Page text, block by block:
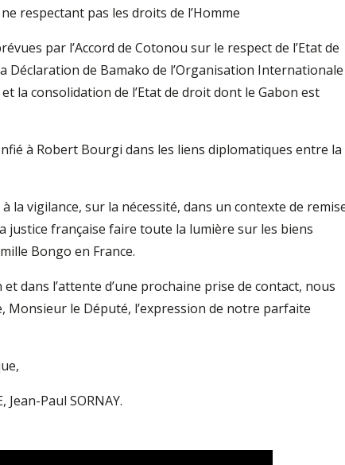
respectant pas les droits de l’Homme
par l’Accord de Cotonou sur le respect de l’Etat de
de Bamako de l’Organisation Internationale
la consolidation de l’Etat de droit dont le Gabon est
à Robert Bourgi dans les liens diplomatiques entre la
la vigilance, sur la nécessité, dans un contexte de
justice française faire toute la lumière sur les biens
Bongo en France.
dans l’attente d’une prochaine prise de contact, nous
Monsieur le Député, l’expression de notre parfaite
Jean-Paul SORNAY.